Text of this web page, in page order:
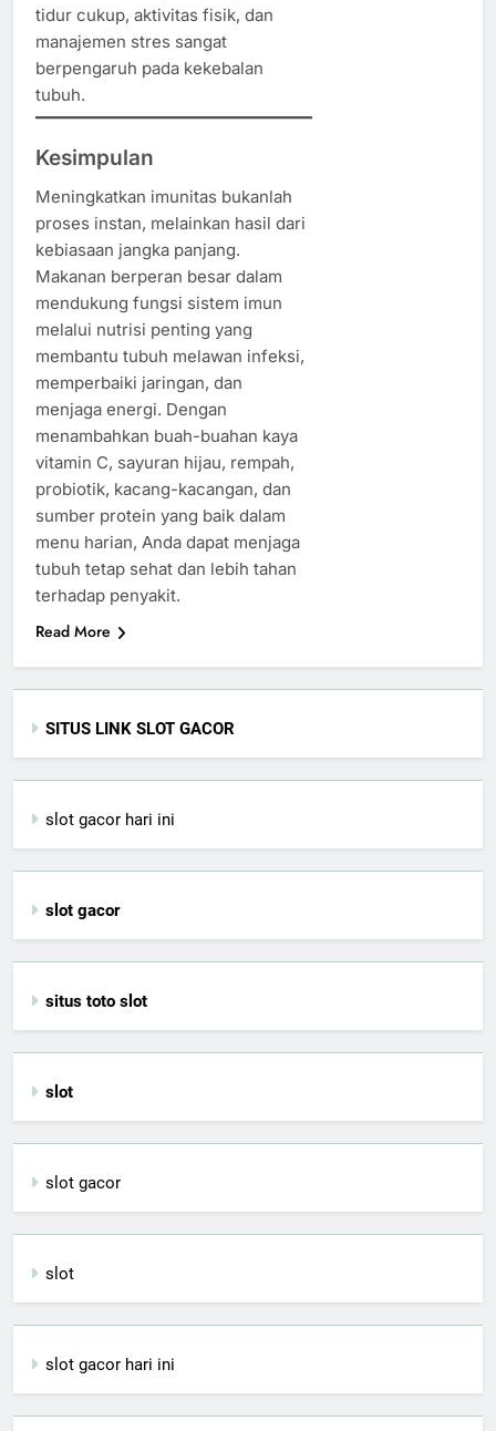
tidur cukup, aktivitas fisik, dan
manajemen stres sangat
berpengaruh pada kekebalan
tubuh.
Kesimpulan
Meningkatkan imunitas bukanlah
proses instan, melainkan hasil dari
kebiasaan jangka panjang.
Makanan berperan besar dalam
mendukung fungsi sistem imun
melalui nutrisi penting yang
membantu tubuh melawan infeksi,
memperbaiki jaringan, dan
menjaga energi. Dengan
menambahkan buah-buahan kaya
vitamin C, sayuran hijau, rempah,
probiotik, kacang-kacangan, dan
sumber protein yang baik dalam
menu harian, Anda dapat menjaga
tubuh tetap sehat dan lebih tahan
terhadap penyakit.
Read More
SITUS LINK SLOT GACOR
slot gacor hari ini
slot gacor
situs toto slot
slot
slot gacor
slot
slot gacor hari ini